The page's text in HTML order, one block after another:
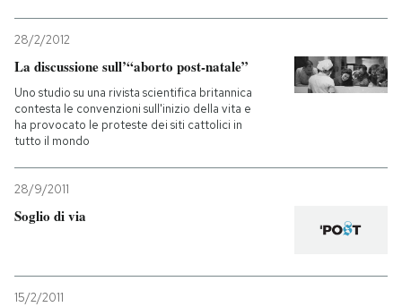
28/2/2012
La discussione sull’“aborto post-natale”
Uno studio su una rivista scientifica britannica
contesta le convenzioni sull'inizio della vita e
ha provocato le proteste dei siti cattolici in
tutto il mondo
28/9/2011
Soglio di via
15/2/2011